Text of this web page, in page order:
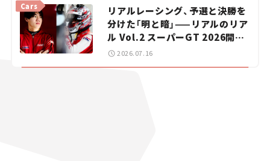
リアルレーシング、予選と決勝を
分けた「明と暗」——リアルのリア
ル Vol.2 スーパーGT 2026開幕
戦 岡山国際サーキット
Cars
2026.07.16